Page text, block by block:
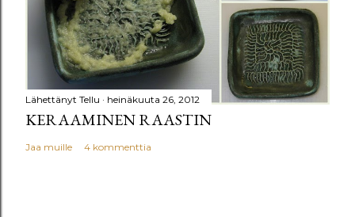
Lähettänyt Tellu heinäkuuta 26, 2012
KERAAMINEN RAASTIN
Jaa muille 4 kommenttia